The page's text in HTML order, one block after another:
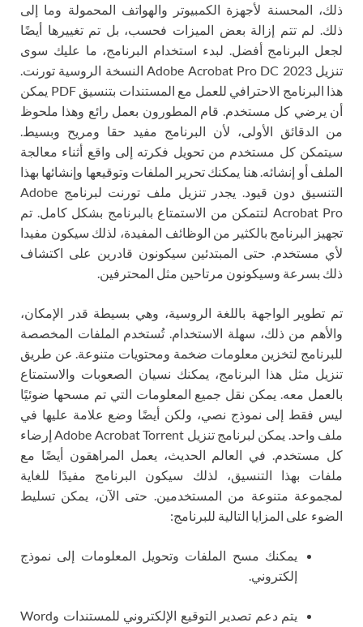
ذلك، المحسنة لأجهزة الكمبيوتر والهواتف المحمولة وما إلى
ذلك. لم تتم إزالة بعض الميزات فحسب، بل تم تغييرها أيضًا
لجعل البرنامج أفضل. لبدء استخدام البرنامج، ما عليك سوى
تنزيل Adobe Acrobat Pro DC 2023 النسخة الروسية تورنت.
هذا البرنامج الاحترافي للعمل مع المستندات بتنسيق PDF يمكن
أن يرضي كل مستخدم. قام المطورون بعمل رائع وهذا ملحوظ
من الدقائق الأولى، لأن البرنامج مفيد حقا ومريح وبسيط.
سيتمكن كل مستخدم من تحويل فكرته إلى واقع أثناء معالجة
الملف أو إنشائه. هنا يمكنك تحرير الملفات وتوقيعها وإنشائها بهذا
التنسيق دون قيود. يجدر تنزيل ملف تورنت لبرنامج Adobe
Acrobat Pro لتتمكن من الاستمتاع بالبرنامج بشكل كامل. تم
تجهيز البرنامج بالكثير من الوظائف المفيدة، لذلك سيكون مفيدا
لأي مستخدم. حتى المبتدئين سيكونون قادرين على اكتشاف
ذلك بسرعة وسيكونون مرتاحين مثل المحترفين.
تم تطوير الواجهة باللغة الروسية، وهي بسيطة قدر الإمكان،
والأهم من ذلك، سهلة الاستخدام. تُستخدم الملفات المخصصة
للبرنامج لتخزين معلومات ضخمة ومحتويات متنوعة. عن طريق
تنزيل مثل هذا البرنامج، يمكنك نسيان الصعوبات والاستمتاع
بالعمل معه. يمكن نقل جميع المعلومات التي تم مسحها ضوئيًا
ليس فقط إلى نموذج نصي، ولكن أيضًا وضع علامة عليها في
ملف واحد. يمكن لبرنامج تنزيل Adobe Acrobat Torrent إرضاء
كل مستخدم. في العالم الحديث، يعمل المراهقون أيضًا مع
ملفات بهذا التنسيق، لذلك سيكون البرنامج مفيدًا للغاية
لمجموعة متنوعة من المستخدمين. حتى الآن، يمكن تسليط
الضوء على المزايا التالية للبرنامج:
يمكنك مسح الملفات وتحويل المعلومات إلى نموذج
إلكتروني.
يتم دعم تصدير التوقيع الإلكتروني للمستندات وWord